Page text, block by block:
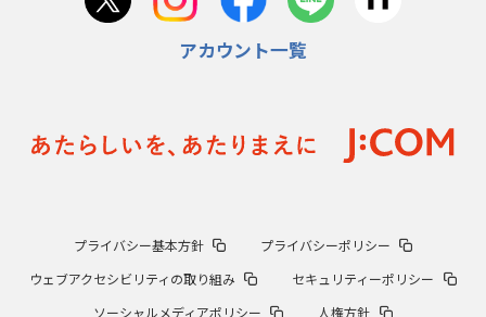
アカウント一覧
プライバシー基本方針
プライバシーポリシー
ウェブアクセシビリティの取り組み
セキュリティーポリシー
ソーシャルメディアポリシー
人権方針